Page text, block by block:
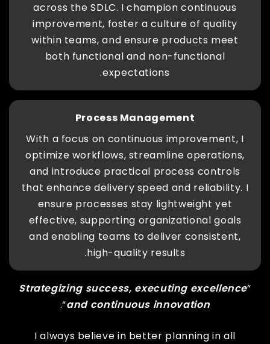
across the SDLC. I champion continuous
improvement, foster a culture of quality
within teams, and ensure products meet
both functional and non-functional
expectations.
Process Management
With a focus on continuous improvement, I
optimize workflows, streamline operations,
and introduce practical process controls
that enhance delivery speed and reliability. I
ensure processes stay lightweight yet
effective, supporting organizational goals
and enabling teams to deliver consistent,
high-quality results.
“
Strategizing success, executing excellence
and continuous innovation
“.
I always believe in better planning in all